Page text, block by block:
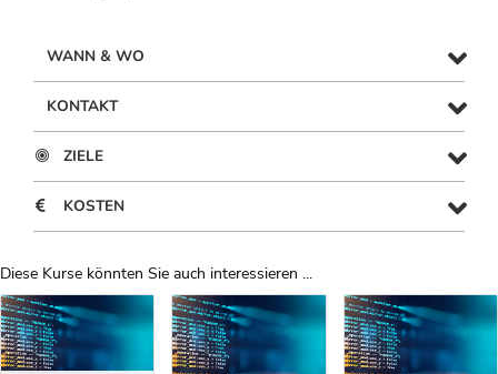
WANN & WO
KONTAKT
ZIELE
KOSTEN
Diese Kurse könnten Sie auch interessieren ...
Uber Weiterbildungsvorschläge